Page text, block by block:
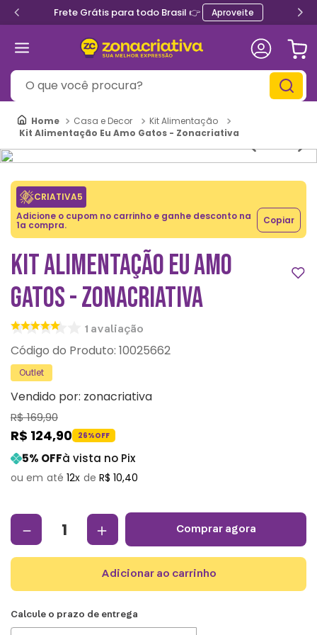
Frete Grátis para todo Brasil 👉 Aproveite
O que você procura?
Casa e Decor
Kit Alimentação
Kit Alimentação Eu Amo Gatos - Zonacriativa
CRIATIVA5
Adicione o cupom no carrinho e ganhe desconto na
1a compra. Copiar
KIT ALIMENTAÇÃO EU AMO
GATOS - ZONACRIATIVA
1 avaliação
: 10025662
Outlet
Vendido por: zonacriativa
R$169,90
R$ 124,90 26%OFF
5% OFFà vista no Pix
12 R$ 10,40
＋
－ comprar agora
adicionar ao carrinho